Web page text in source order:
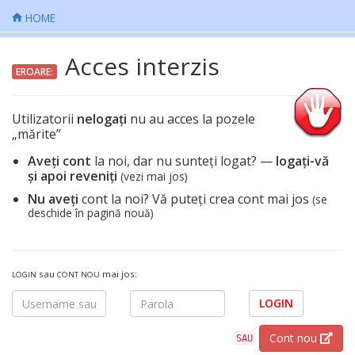
HOME
EROARE: Acces interzis
Utilizatorii nelogați nu au acces la pozele
„mărite”
Aveți cont la noi, dar nu sunteți logat? — logați-vă
și apoi reveniți (vezi mai jos)
Nu aveți cont la noi? Vă puteți crea cont mai jos (se
deschide în pagină nouă)
LOGIN sau CONT NOU mai jos:
LOGIN
SAU Cont nou